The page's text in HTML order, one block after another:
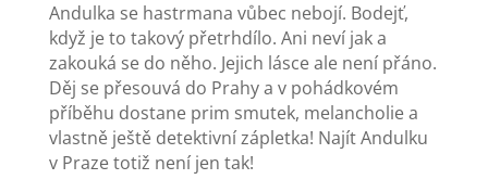
Andulka se hastrmana vůbec nebojí. Bodejť,
když je to takový přetrhdílo. Ani neví jak a
zakouká se do něho. Jejich lásce ale není přáno.
Děj se přesouvá do Prahy a v pohádkovém
příběhu dostane prim smutek, melancholie a
vlastně ještě detektivní zápletka! Najít Andulku
v Praze totiž není jen tak!